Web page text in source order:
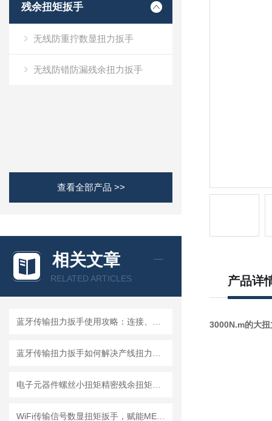
残余扭矩扳手
无线防重拧数显扭力扳手
无线防错防漏残余扭力扳手
查看全部产品 >>
相关文章
RELATED ARTICLES 产品详
3000N.m的大